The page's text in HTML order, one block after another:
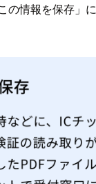
の情報を保存」